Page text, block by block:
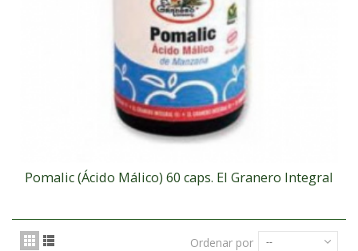
Pomalic (Ácido Málico) 60 caps. El Granero Integral
Ordenar por --